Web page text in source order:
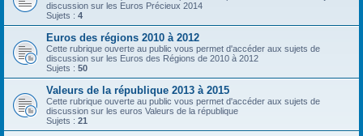
discussion sur les Euros Précieux 2014
Sujets : 4
Euros des régions 2010 à 2012
Cette rubrique ouverte au public vous permet d'accéder aux sujets de
discussion sur les Euros des Régions de 2010 à 2012
Sujets : 50
Valeurs de la république 2013 à 2015
Cette rubrique ouverte au public vous permet d'accéder aux sujets de
discussion sur les euros Valeurs de la république
Sujets : 21